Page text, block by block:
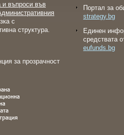
и въпроси във
с
структура.
за прозрачност
Портал за
strategy.bg
Eдинен
средствата
eufunds.bg